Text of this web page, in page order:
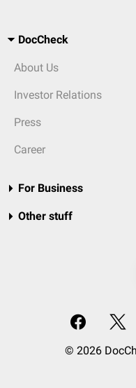
DocCheck
About Us
Investor Relations
Press
Career
For Business
Other stuff
© 2026